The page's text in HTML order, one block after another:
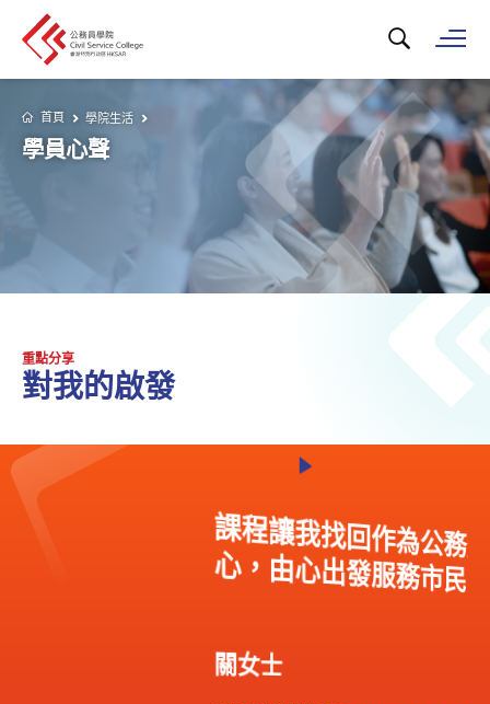
搜尋關鍵字...
首頁 學院生活
學員心聲
重點分享
對我的啟發
課程讓我找回作為公務員的初
心，由心出發服務市民